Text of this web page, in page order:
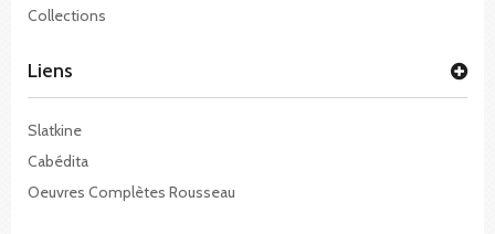
Collections
Liens
Slatkine
Cabédita
Oeuvres Complètes Rousseau